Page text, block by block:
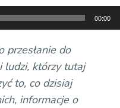
00:00
przesłanie do
ludzi, którzy tutaj
to, co dzisiaj
informacje o